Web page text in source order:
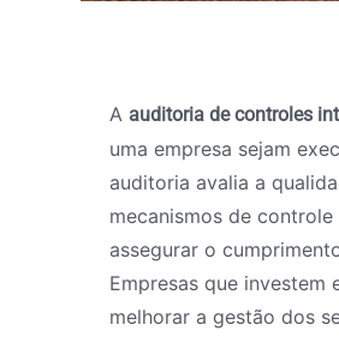
A auditoria de controles
uma empresa sejam
auditoria avalia a
mecanismos de
assegurar o
Empresas que investem
melhorar a gestão dos